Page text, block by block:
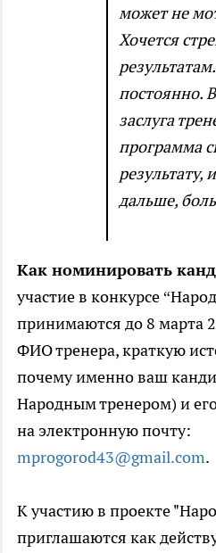
может не
Хочется
постоянно.
заслуга
программа
результату,
дальше,
Как номинировать
участие в конкурсе
принимаются до 8 марта
ФИО тренера, краткую
почему именно ваш
Народным тренером) и
на электронную почту:
mprogorod43@gmail.com.
К участию в проекте
приглашаются как